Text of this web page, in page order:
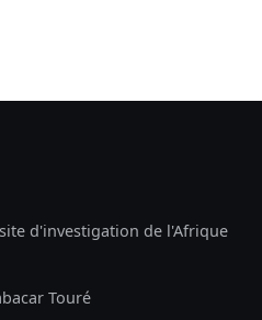
d'investigation de l'Afrique
Touré